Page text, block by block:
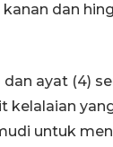
dan
ayat (4)
kelalaian
untuk